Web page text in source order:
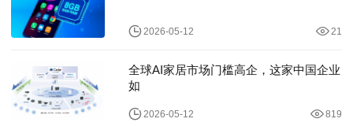
2026-05-12 21
全球AI家居市场门槛高企，这家中国企业
如
2026-05-12 819